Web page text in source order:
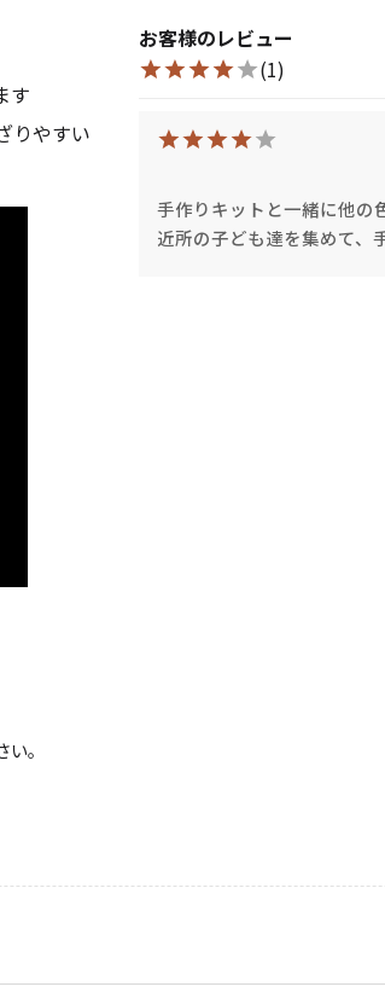
カップキャンドル
す
りやすい
。
お客様のレビュー
(1)
手作りキットと一緒に他
近所の子ども達を集めて